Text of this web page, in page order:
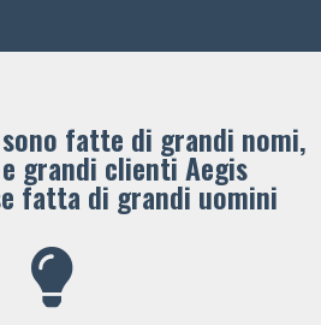
fatte di grandi nomi,
grandi clienti ​Aegis
fatta di grandi uomini